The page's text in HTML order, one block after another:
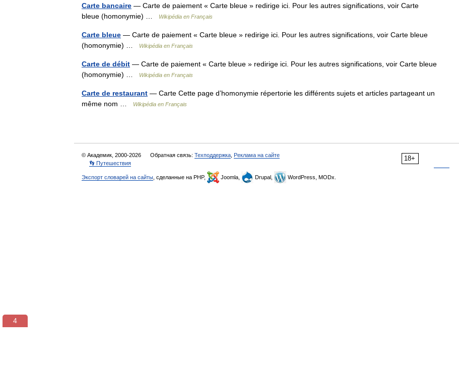
Carte bancaire — Carte de paiement « Carte bleue » redirige ici. Pour les autres significations, voir Carte
bleue (homonymie) …
Wikipédia en Français
Carte bleue — Carte de paiement « Carte bleue » redirige ici. Pour les autres significations, voir Carte bleue
(homonymie) …
Wikipédia en Français
Carte de débit — Carte de paiement « Carte bleue » redirige ici. Pour les autres significations, voir Carte bleue
(homonymie) …
Wikipédia en Français
Carte de restaurant — Carte Cette page d’homonymie répertorie les différents sujets et articles partageant un
même nom …
Wikipédia en Français
18+
© Академик, 2000-2026 Обратная связь: Техподдержка Реклама на сайте
👣 Путешествия
Экспорт словарей на сайты , сделанные на PHP, Joomla, Drupal, WordPress, MODx.
3